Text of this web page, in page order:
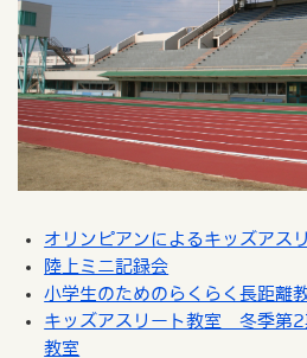
オリンピアンによるキッズアス
陸上ミニ記録会
小学生のためのらくらく長距離
キッズアスリート教室 冬季第
教室